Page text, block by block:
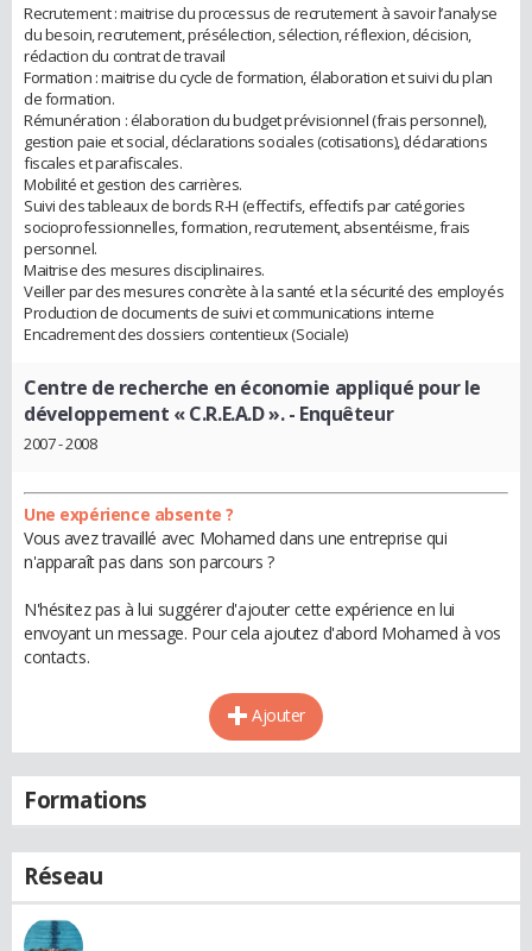
Recrutement : maitrise du processus de recrutement à savoir l’analyse
du besoin, recrutement, présélection, sélection, réflexion, décision,
rédaction du contrat de travail
Formation : maitrise du cycle de formation, élaboration et suivi du plan
de formation.
Rémunération : élaboration du budget prévisionnel (frais personnel),
gestion paie et social, déclarations sociales (cotisations), déclarations
fiscales et parafiscales.
Mobilité et gestion des carrières.
Suivi des tableaux de bords R-H (effectifs, effectifs par catégories
socioprofessionnelles, formation, recrutement, absentéisme, frais
personnel.
Maitrise des mesures disciplinaires.
Veiller par des mesures concrète à la santé et la sécurité des employés
Production de documents de suivi et communications interne
Encadrement des dossiers contentieux (Sociale)
Centre de recherche en économie appliqué pour le
développement « C.R.E.A.D ».- Enquêteur
2007 - 2008
Une expérience absente ?
Vous avez travaillé avec Mohamed dans une entreprise qui
n'apparaît pas dans son parcours ?
N'hésitez pas à lui suggérer d'ajouter cette expérience en lui
envoyant un message. Pour cela ajoutez d'abord Mohamed à vos
contacts.
Ajouter
Formations
Réseau